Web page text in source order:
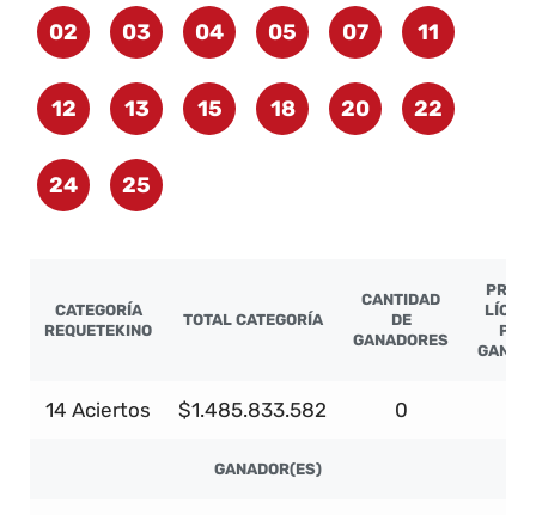
02 03 04 05 07 11
12 13 15 18 20 22
24 25
CATEGORÍA
REQUETEKINO
TOTAL CATEGORÍA
CANTIDAD
DE
GANADORES
POR
14 Aciertos $1.485.833.582 0
GANADOR(ES)